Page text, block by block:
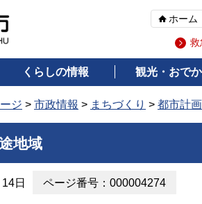
ホーム
救
くらしの情報 観光・おで
ジ > 市政情報 > まちづくり > 都市計画
地域
日 ページ番号：000004274